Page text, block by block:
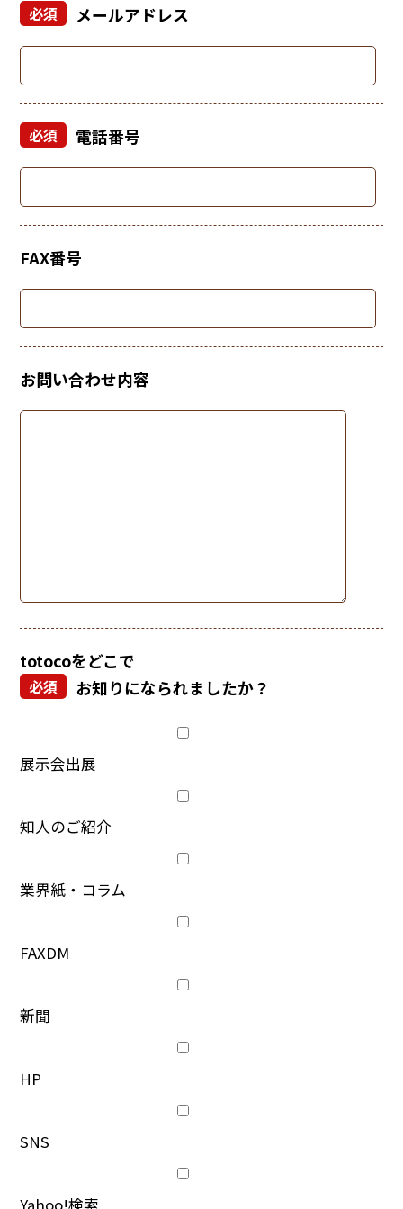
メールアドレス
必須
電話番号
必須
FAX番号
お問い合わせ内容
totocoをどこで
お知りになられましたか？
必須
展示会出展
知人のご紹介
業界紙・コラム
FAXDM
新聞
HP
SNS
Yahoo!検索